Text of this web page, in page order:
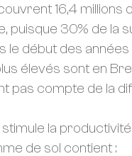
16,4 millions
puisque 30% de
le début des
élevés sont en
pas compte de la
la
de sol contient :